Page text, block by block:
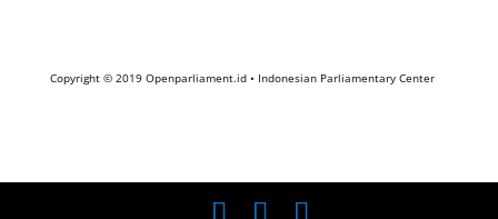
Copyright © 2019 Openparliament.id • Indonesian Parliamentary Center